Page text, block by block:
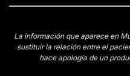
La información que aparece en
sustituir la relación entre el
hace apología de un